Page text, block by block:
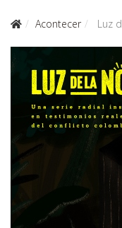
Acontecer Luz